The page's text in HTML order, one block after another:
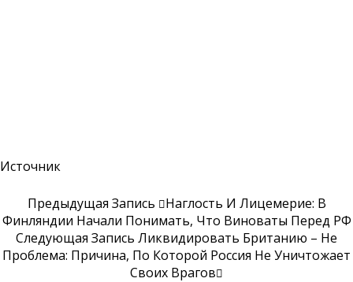
Источник
Предыдущая Запись
Наглость И Лицемерие: В
Финляндии Начали Понимать, Что Виноваты Перед РФ
Следующая Запись Ликвидировать Британию – Не
Проблема: Причина, По Которой Россия Не Уничтожает
Своих Врагов